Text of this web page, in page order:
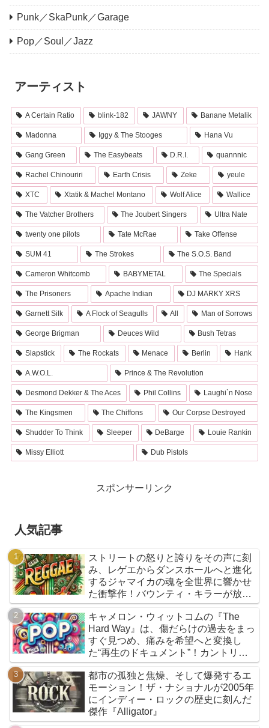
Punk／SkaPunk／Garage
Pop／Soul／Jazz
アーティスト
A Certain Ratio blink-182 JAWNY Banane Metalik
Madonna Iggy & The Stooges Hana Vu
Gang Green The Easybeats D.R.I. quannnic
Rachel Chinouriri Earth Crisis Zeke yeule
XTC Xtatik & Machel Montano Wolf Alice Wallice
The Vatcher Brothers The Joubert Singers Ultra Nate
twenty one pilots Tate McRae Take Offense
SUM 41 The Strokes The S.O.S. Band
Cameron Whitcomb BABYMETAL The Specials
The Prisoners Apache Indian DJ MARKY XRS
Garnett Silk A Flock of Seagulls All Man of Sorrows
George Brigman Deuces Wild Bush Tetras
Slapstick The Rockats Menace Berlin Hank
A.W.O.L. Prince & The Revolution
Desmond Dekker & The Aces Phil Collins Laughi`n Nose
The Kingsmen The Chiffons Our Corpse Destroyed
Shudder To Think Sleeper DeBarge Louie Rankin
Missy Elliott Dub Pistols
スポンサーリンク
人気記事
ストリートの怒りと誇りをその声に刻
み、レゲエからダンスホールへと進化
するジャマイカの魂を全世界に響かせ
た衝撃作！バウンティ・キラーが放つ
『Bounty Killer』は、貧者の代弁者と
しての信念と、爆音でしか語れないリ
アルな真実を詰め込んだ決定的アルバ
ムだ
キャメロン・ウィットコムの『The
Hard Way』は、傷だらけの過去をまっ
すぐ見つめ、痛みを希望へと変換し
た“再生のドキュメント”！カントリー
とフォークを軸に、荒削りな衝動と繊
細な感情が交差するサウンドは、人生
の遠回りさえも価値ある物語へと昇華
していく
都市の孤独と焦燥、そして爆発するエ
モーション！ザ・ナショナルが2005年
にインディー・ロックの歴史に刻んだ
傑作『Alligator』